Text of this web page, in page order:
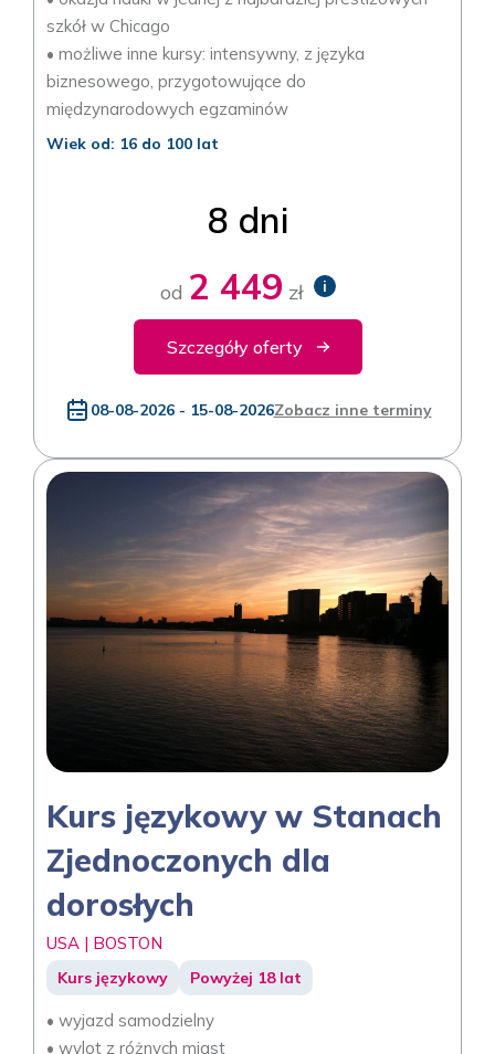
szkół w Chicago
• możliwe inne kursy: intensywny, z języka
biznesowego, przygotowujące do
międzynarodowych egzaminów
Wiek od: 16 do 100 lat
8 dni
od 2 449 zł i
Szczegóły oferty
08-08-2026 - 15-08-2026Zobacz inne terminy
Kurs językowy w Stanach
Zjednoczonych dla
dorosłych
USA | BOSTON
Kurs językowy Powyżej 18 lat
• wyjazd samodzielny
• wylot z różnych miast